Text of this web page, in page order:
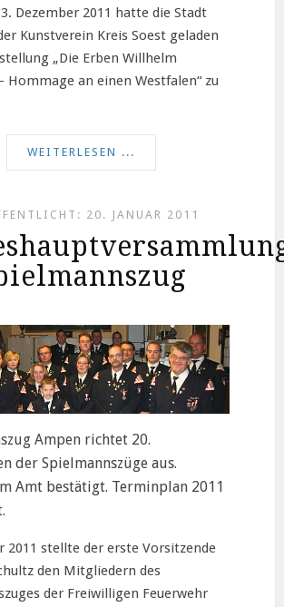
Dezember 2011 hatte die Stadt
Kunstverein Kreis Soest geladen
„Die Erben Willhelm
Hommage an einen Westfalen“ zu
WEITERLESEN ...
20. JANUAR 2011
Ampen richtet 20.
der Spielmannszüge aus.
Amt bestätigt. Terminplan 2011
2011 stellte der erste Vorsitzende
den Mitgliedern des
der Freiwilligen Feuerwehr